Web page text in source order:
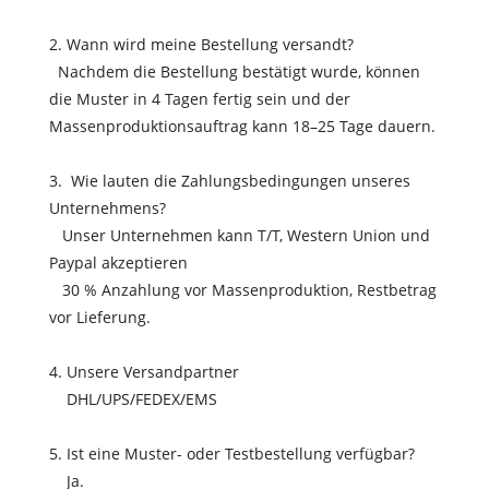
2. Wann wird meine Bestellung versandt?
Nachdem die Bestellung bestätigt wurde, können
die Muster in 4 Tagen fertig sein und der
Massenproduktionsauftrag kann 18–25 Tage dauern.
3. Wie lauten die Zahlungsbedingungen unseres
Unternehmens?
Unser Unternehmen kann T/T, Western Union und
Paypal akzeptieren
30 % Anzahlung vor Massenproduktion, Restbetrag
vor Lieferung.
4. Unsere Versandpartner
DHL/UPS/FEDEX/EMS
5. Ist eine Muster- oder Testbestellung verfügbar?
Ja.